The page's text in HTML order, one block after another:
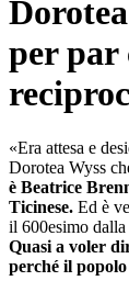
per par
«Era attesa e
Dorotea Wyss
è Beatrice
Ticinese. Ed è
il 600esimo
Quasi a voler
perché il